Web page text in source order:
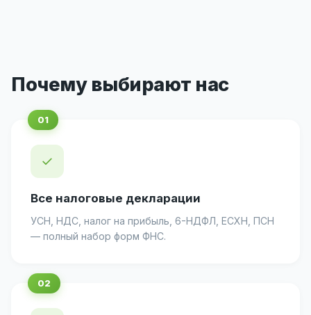
Почему выбирают нас
✓
Все налоговые декларации
УСН, НДС, налог на прибыль, 6-НДФЛ, ЕСХН, ПСН
— полный набор форм ФНС.